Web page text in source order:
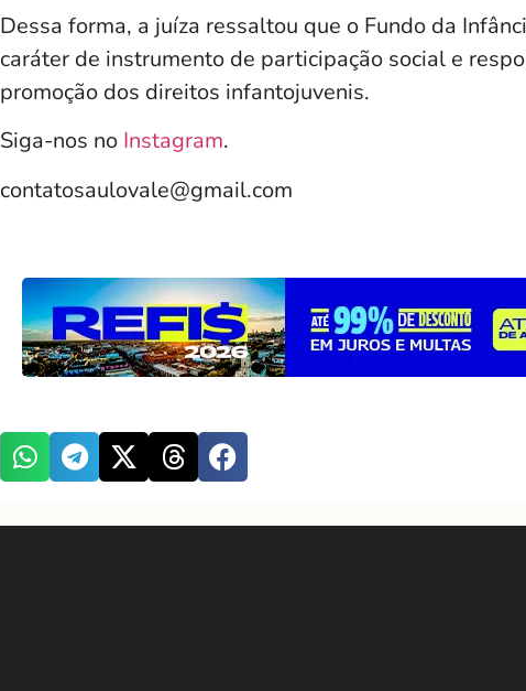
Dessa forma, a juíza ressaltou que o Fundo da
caráter de instrumento de participação social e
promoção dos direitos infantojuvenis.
Siga-nos no Instagram.
contatosaulovale@gmail.com